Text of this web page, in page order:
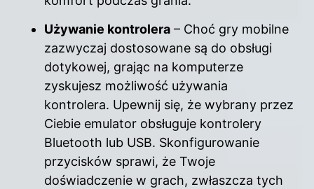
Używanie kontrolera – Choć gry mobilne
zazwyczaj dostosowane są do obsługi
dotykowej, grając na komputerze
zyskujesz możliwość używania
kontrolera. Upewnij się, że wybrany przez
Ciebie emulator obsługuje kontrolery
Bluetooth lub USB. Skonfigurowanie
przycisków sprawi, że Twoje
doświadczenie w grach, zwłaszcza tych